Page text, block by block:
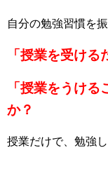
自分の勉強習慣を
「授業を受け
「授業をうけ
か？
授業だけで、勉強